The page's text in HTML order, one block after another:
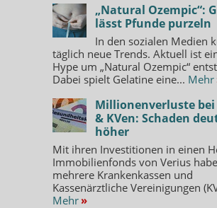
„Natural Ozempic“:
lässt Pfunde purzeln
In den sozialen Medien
täglich neue Trends. Aktuell ist
Hype um „Natural Ozempic“
Dabei spielt Gelatine eine... Mehr
Millionenverluste bei
& KVen: Schaden
höher
Mit ihren Investitionen in einen
Immobilienfonds von Verius
mehrere Krankenkassen und
Kassenärztliche Vereinigungen
Mehr »